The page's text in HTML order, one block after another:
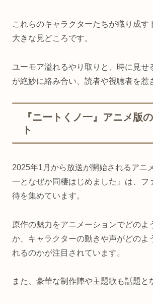
これらのキャラクターたちが織り成す
大きな見どころです。
ユーモア溢れるやり取りと、時に見せ
が絶妙に絡み合い、読者や視聴者を惹
『ニートくノ一』アニメ版
ト
2025年1月から放送が開始されるアニ
一となぜか同棲はじめました』は、フ
待を集めています。
原作の魅力をアニメーションでどのよ
か、キャラクターの動きや声がどのよ
れるのかが注目されています。
また、豪華な制作陣や主題歌も話題と